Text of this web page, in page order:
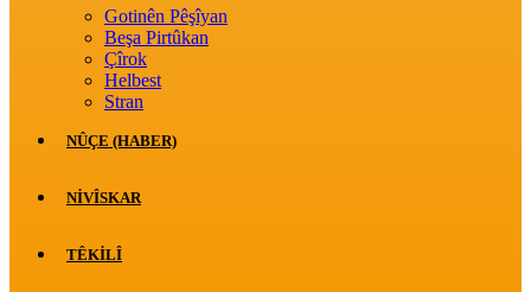
Gotinên Pêşîyan
Beşa Pirtûkan
Çîrok
Helbest
Stran
NÛÇE (HABER)
NIVÎSKAR
TÊKILÎ